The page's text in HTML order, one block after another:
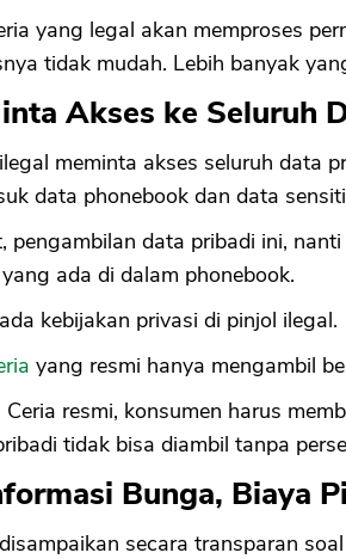
yang legal akan memproses
tidak mudah. Lebih banyak
Akses ke Seluruh
meminta akses seluruh data
data phonebook dan data
pengambilan data pribadi ini,
ada di dalam phonebook.
kebijakan privasi di pinjol ilegal.
yang resmi hanya mengambil
Ceria resmi, konsumen harus
tidak bisa diambil tanpa
Bunga, Biaya
secara transparan